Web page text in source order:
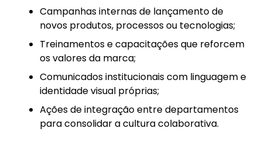
Campanhas internas de lançamento de
novos produtos, processos ou tecnologias;
Treinamentos e capacitações que reforcem
os valores da marca;
Comunicados institucionais com linguagem e
identidade visual próprias;
Ações de integração entre departamentos
para consolidar a cultura colaborativa.